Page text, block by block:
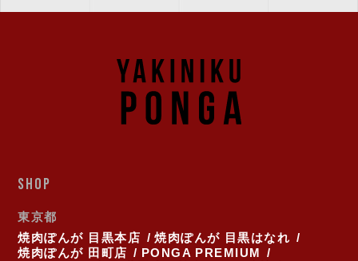
SHOP
東京都
焼肉ぽんが 目黒本店
焼肉ぽんが 目黒はなれ
焼肉ぽんが 田町店
PONGA PREMIUM